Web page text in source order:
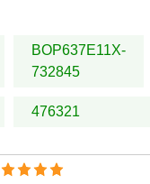
BOP637E11X-
732845
476321